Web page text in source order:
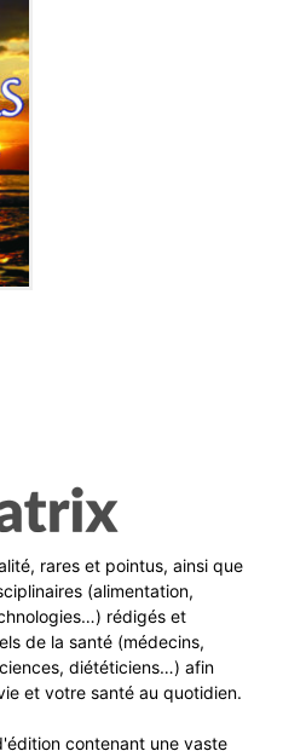
rares et pointus, ainsi que
(alimentation,
rédigés et
de la santé (médecins,
diététiciens…) afin
et votre santé au quotidien.
contenant une vaste